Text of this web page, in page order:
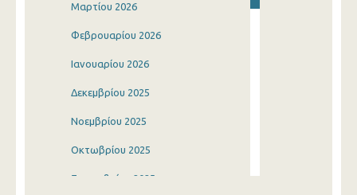
Μαρτίου 2026
Φεβρουαρίου 2026
Ιανουαρίου 2026
Δεκεμβρίου 2025
Νοεμβρίου 2025
Οκτωβρίου 2025
Σεπτεμβρίου 2025